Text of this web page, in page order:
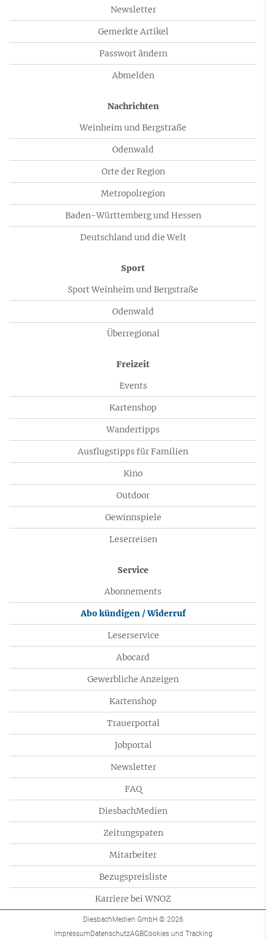
Newsletter
Gemerkte Artikel
Passwort ändern
Abmelden
Nachrichten
Weinheim und Bergstraße
Odenwald
Orte der Region
Metropolregion
Baden-Württemberg und Hessen
Deutschland und die Welt
Sport
Sport Weinheim und Bergstraße
Odenwald
Überregional
Freizeit
Events
Kartenshop
Wandertipps
Ausflugstipps für Familien
Kino
Outdoor
Gewinnspiele
Leserreisen
Service
Abonnements
Abo kündigen / Widerruf
Leserservice
Abocard
Gewerbliche Anzeigen
Kartenshop
Trauerportal
Jobportal
Newsletter
FAQ
DiesbachMedien
Zeitungspaten
Mitarbeiter
Bezugspreisliste
Karriere bei WNOZ
DiesbachMedien GmbH © 2026
ImpressumDatenschutzAGBCookies und Tracking